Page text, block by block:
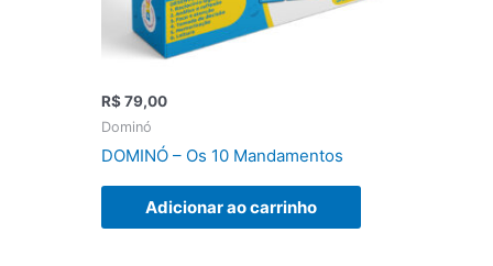
R$79,00
Dominó
DOMINÓ – Os 10 Mandamentos
Adicionar ao carrinho